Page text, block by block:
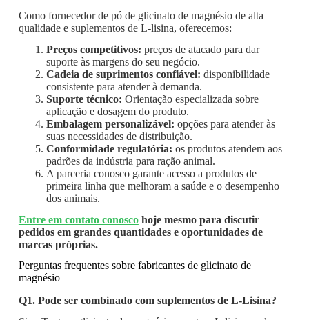
Como fornecedor de pó de glicinato de magnésio de alta
qualidade e suplementos de L-lisina, oferecemos:
Preços competitivos: preços de atacado para dar
suporte às margens do seu negócio.
Cadeia de suprimentos confiável: disponibilidade
consistente para atender à demanda.
Suporte técnico: Orientação especializada sobre
aplicação e dosagem do produto.
Embalagem personalizável: opções para atender às
suas necessidades de distribuição.
Conformidade regulatória: os produtos atendem aos
padrões da indústria para ração animal.
A parceria conosco garante acesso a produtos de
primeira linha que melhoram a saúde e o desempenho
dos animais.
Entre em contato conoscohoje mesmo para discutir
pedidos em grandes quantidades e oportunidades de
marcas próprias.
Perguntas frequentes sobre fabricantes de glicinato de
magnésio
Q1. Pode ser combinado com suplementos de L-Lisina?